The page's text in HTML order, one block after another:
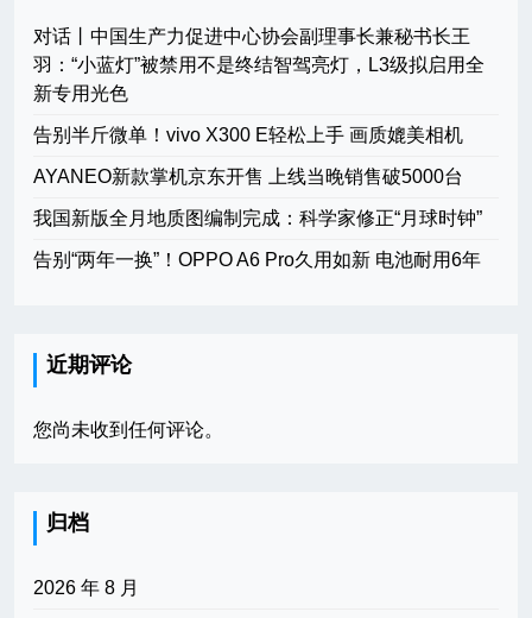
对话丨中国生产力促进中心协会副理事长兼秘书长王
羽：“小蓝灯”被禁用不是终结智驾亮灯，L3级拟启用全
新专用光色
告别半斤微单！vivo X300 E轻松上手 画质媲美相机
AYANEO新款掌机京东开售 上线当晚销售破5000台
我国新版全月地质图编制完成：科学家修正“月球时钟”
告别“两年一换”！OPPO A6 Pro久用如新 电池耐用6年
近期评论
您尚未收到任何评论。
归档
2026 年 8 月